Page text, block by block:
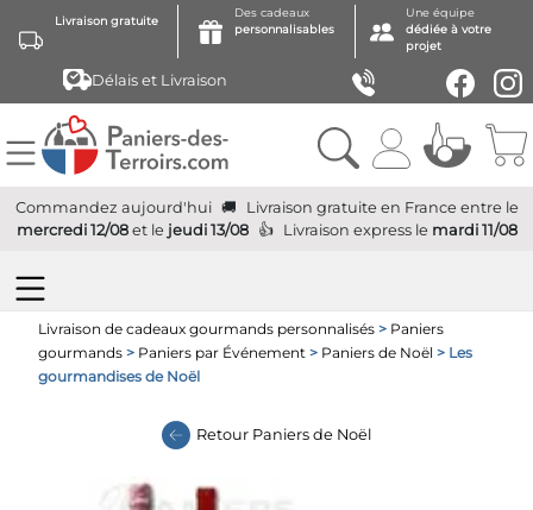
Livraison gratuite
Des cadeaux
personnalisables
Une équipe
dédiée à votre
projet
Délais et Livraison
Commandez aujourd'hui Livraison gratuite en France entre le
mercredi 12/08et le jeudi 13/08 Livraison expressle mardi 11/08
Livraison de cadeaux gourmands personnalisés > Paniers
gourmands > Paniers par Événement > Paniers de Noël > Les
gourmandises de Noël
Retour Paniers de Noël